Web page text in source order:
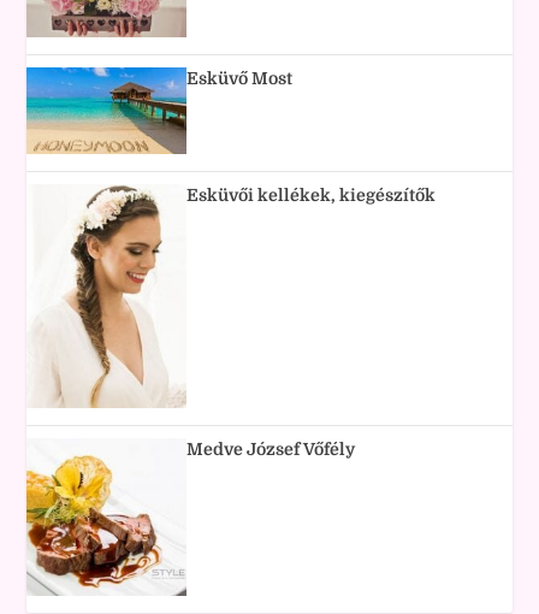
Esküvő Most
Esküvői kellékek, kiegészítők
Medve József Vőfély